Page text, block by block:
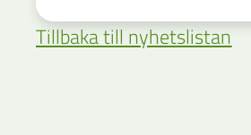
Tillbaka till nyhetslistan